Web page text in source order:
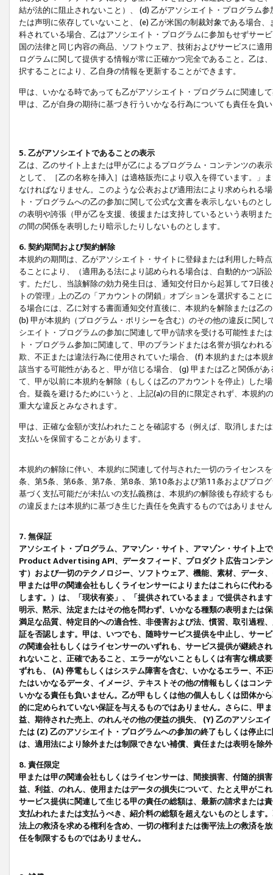
結が法的に阻止されないこと）、 (d) 乙がアソシエイト・プログラム
たは声明に依存していないこと、 (e) 乙が米国の制裁対象である場合
科されている場合、乙はアソシエイト・プログラムに参加もせずサー
国の法律と同じ内容の商品、ソフトウェア、技術およびサービスに適
ログラムに関して提供する情報が常に正確かつ完全であること。乙は
択することにより、乙自身の情報を更新することができます。
甲は、いかなる時であっても乙がアソシエイト・プログラムに関連し
甲は、乙が自身の期待に基づき行ういかなる行為についても責任を負
5. 乙がアソシエイトであることの表示
乙は、乙のサイト上または甲が乙によるプログラム・コンテンツの表
として、［乙の名称を挿入］は適格販売により収入を得ています。」
なければなりません。このような公表および適用法により求められる
ト・プログラムへの乙の参加に関して公式な文書を表示しないもの
の表明や誇張（甲が乙を支援、後援または支持しているという表明ま
の間の関係を表明したり暗示したりしないものとします。
6. 契約期間および契約解除
本規約の期間は、乙がアソシエイト・サイトに登録または利用した時
ることにより、（適用ある法により認められる場合は、自動的かつ訴
す。ただし、当該解除の効力発生日は、通知交付日から起算して7日
トの管理」上の乙の「アカウントの閉鎖」オプションを選択するこ
る場合には、乙に対する書面通知交付直後に、本規約を解除または乙
(b) 甲が本規約（プログラム・ポリシーを含む）のその他の違反に関
シエイト・プログラムの参加に関連して甲が請求を受ける可能性また
ト・プログラム参加に関連して、甲のブランドまたは名誉が損なわれ
欺、不正または違法行為に使用されていた場合、 (f) 本規約または本
該当する可能性があると、甲が信じる場合、 (g) 甲または乙と関係が
て、甲が以前に本規約を解除（もしくは乙のアカウントを停止）した
合。疑義を避けるためにいうと、上記(a)の目的に限定されず、本規
重大な違反とみなされます。
甲は、正確な金額が支払われたことを確認する（例えば、取消しまた
支払いを保留することがあります。
本規約の解除に伴い、本規約に関連して付与された一切のライセンス
条、第5条、第6条、第7条、第8条、第10条および第11条およびプロ
基づく支払可能だが未払いの支払義務は、本規約の解除後も存続する
の違反または本規約に基づき生じた責任を免責するものではありませ
7. 無保証
アソシエイト・プログラム、アマゾン・サイト、アマゾン・サイト上
Product Advertising API、データフィード、プロダクト広告コンテ
す）および一切のテクノロジー、ソフトウェア、機能、素材、データ
甲または甲の関連会社もしくライセンサーによりまたはこれらに代わ
します。）は、「現状有姿」、「提供されているまま」で提供されま
明示、黙示、法定またはその他を問わず、いかなる種類の表明または
満足な品質、特定目的への適合性、非侵害および法、慣習、取引過程
証を否認します。甲は、いつでも、随時サービス提供を中止し、サー
の関連会社もしくはライセンサーのいずれも、サービス提供が継続さ
れないこと、正確であること、エラーがないこともしくは有害な構成
ずれも、 (A) 停電もしくはシステム障害を含む、いかなるエラー、不
たはいかなるデータ、イメージ、テキストその他の情報もしくはコン
いかなる責任も負いません。乙が甲もしくは他の個人もしくは団体か
的に定められていない保証を与えるものではありません。さらに、甲
益、期待された売上、のれんその他の便益の損失、 (Y) 乙のアソシエ
たは (Z) 乙のアソシエイト・プログラムへの参加の終了もしくは停止
は、適用法により除外または制限できない補償、責任または表明を除
8. 責任限定
甲または甲の関連会社もしくはライセンサーは、間接損害、付随的損
益、利益、のれん、使用またはデータの損失について、たとえ甲がこ
サービス提供に関連して生じる甲の責任の総額は、最新の請求または
支払われたまたは支払うべき、紹介料の総額を超えないものとします
法上の救済を求める権利を含め、一切の権利または衡平法上の救済を
任を制限するものではありません。